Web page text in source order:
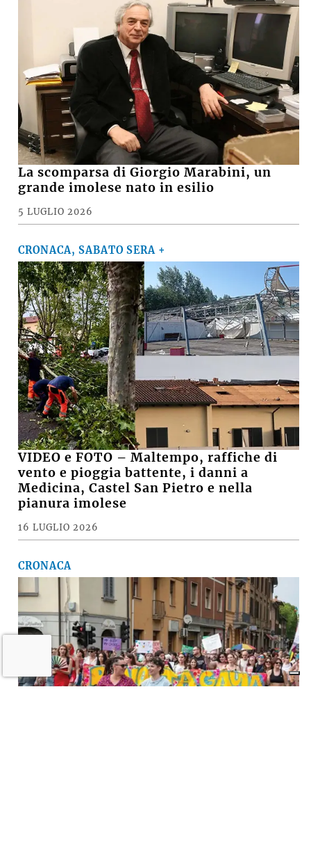
La scomparsa di Giorgio Marabini, un
grande imolese nato in esilio
5 LUGLIO 2026
CRONACA, SABATO SERA +
VIDEO e FOTO – Maltempo, raffiche di
vento e pioggia battente, i danni a
Medicina, Castel San Pietro e nella
pianura imolese
16 LUGLIO 2026
CRONACA